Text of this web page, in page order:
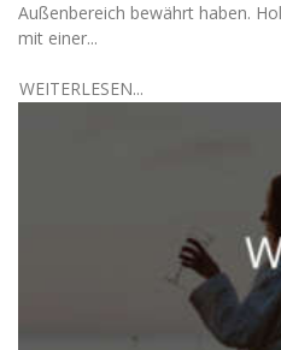
Außenbereich bewährt haben.
mit einer...
WEITERLESEN...